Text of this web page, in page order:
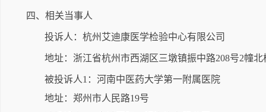
四、相关当事人
投诉人：杭州艾迪康医学检验中心有限公司
地址：浙江省杭州市西湖区三墩镇振中路208号2幢
被投诉人1：河南中医药大学第一附属医院
地址：郑州市人民路19号